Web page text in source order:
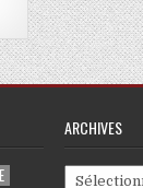
ARCHIVES
Archives